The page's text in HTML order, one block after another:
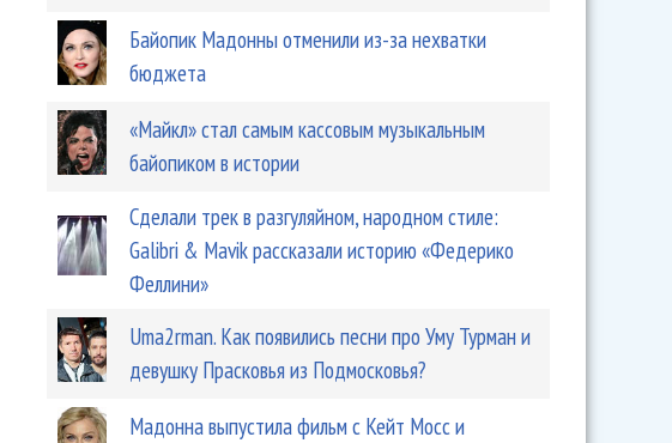
Байопик Мадонны отменили из-за нехватки
бюджета
«Майкл» стал самым кассовым музыкальным
байопиком в истории
Сделали трек в разгуляйном, народном стиле:
Galibri & Mavik рассказали историю «Федерико
Феллини»
Uma2rman. Как появились песни про Уму Турман и
девушку Прасковья из Подмосковья?
Мадонна выпустила фильм с Кейт Мосс и